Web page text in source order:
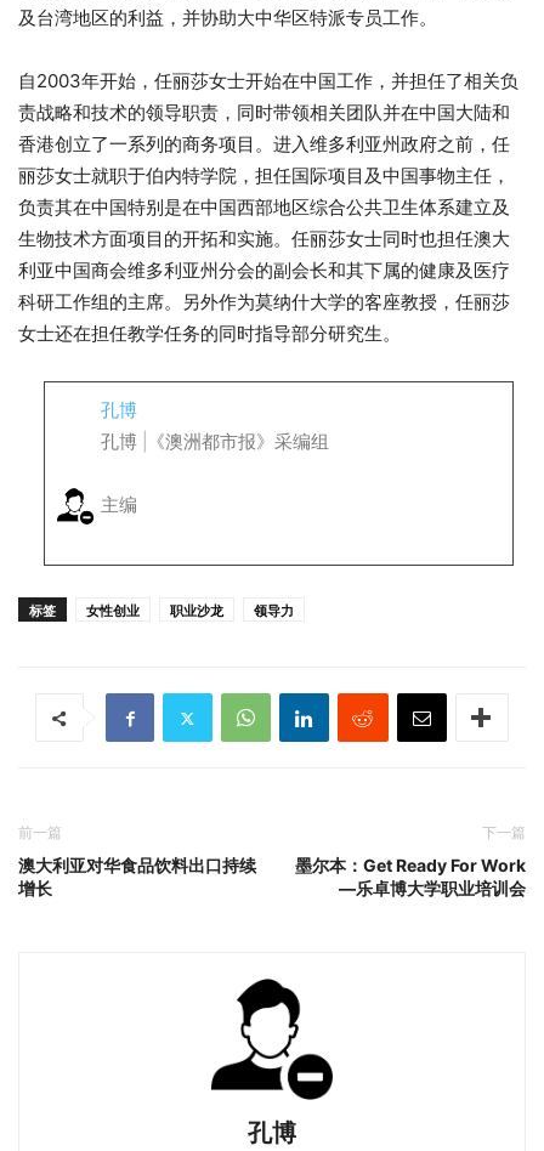
及台湾地区的利益，并协助大中华区特派专员工作。
自2003年开始，任丽莎女士开始在中国工作，并担任了相关负
责战略和技术的领导职责，同时带领相关团队并在中国大陆和
香港创立了一系列的商务项目。进入维多利亚州政府之前，任
丽莎女士就职于伯内特学院，担任国际项目及中国事物主任，
负责其在中国特别是在中国西部地区综合公共卫生体系建立及
生物技术方面项目的开拓和实施。任丽莎女士同时也担任澳大
利亚中国商会维多利亚州分会的副会长和其下属的健康及医疗
科研工作组的主席。另外作为莫纳什大学的客座教授，任丽莎
女士还在担任教学任务的同时指导部分研究生。
孔博
孔博 |《澳洲都市报》采编组
主编
标签 女性创业 职业沙龙 领导力
前一篇
澳大利亚对华食品饮料出口持续
增长
下一篇
墨尔本：Get Ready For Work
—乐卓博大学职业培训会
孔博